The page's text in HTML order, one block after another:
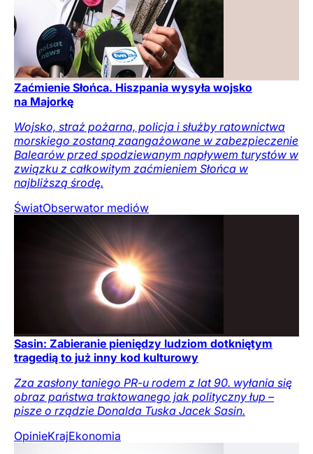
Zaćmienie Słońca. Hiszpania wysyła wojsko
na Majorkę
Wojsko, straż pożarna, policja i służby ratownictwa
morskiego zostaną zaangażowane w zabezpieczenie
Balearów przed spodziewanym napływem turystów w
związku z całkowitym zaćmieniem Słońca w
najbliższą środę.
ŚwiatObserwator mediów
Sasin: Zabieranie pieniędzy ludziom dotkniętym
tragedią to już inny kod kulturowy
Zza zasłony taniego PR-u rodem z lat 90. wyłania się
obraz państwa traktowanego jak polityczny łup –
pisze o rządzie Donalda Tuska Jacek Sasin.
OpinieKrajEkonomia